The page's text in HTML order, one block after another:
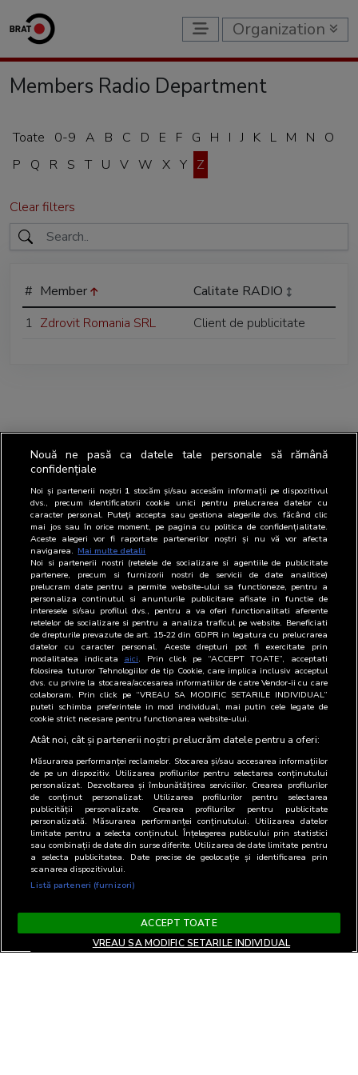
Organization
Members Radio Department
Toate 0-9 A B C D E F G H I J K L M N
O
P
Q R S T U V W X Y Z
Clear filters
# Member
Calitate RADIO
1 Zdrovit Romania SRL Client de publicitate
Nouă ne pasă ca datele tale personale să rămână
confidențiale
Noi și partenerii noștri 1 stocăm și/sau accesăm informații pe dispozitivul
dvs., precum identificatorii cookie unici pentru prelucrarea datelor cu
caracter personal. Puteți accepta sau gestiona alegerile dvs. făcând clic
mai jos sau în orice moment, pe pagina cu politica de confidențialitate.
Aceste alegeri vor fi raportate partenerilor noștri și nu vă vor afecta
navigarea. Mai multe detalii
Noi si partenerii nostri (retelele de socializare si agentiile de publicitate
partenere, precum si furnizorii nostri de servicii de date analitice)
prelucram date pentru a permite website-ului sa functioneze, pentru a
personaliza continutul si anunturile publicitare afisate in functie de
interesele si/sau profilul dvs., pentru a va oferi functionalitati aferente
retelelor de socializare si pentru a analiza traficul pe website. Beneficiati
de drepturile prevazute de art. 15-22 din GDPR in legatura cu prelucrarea
datelor cu caracter personal. Aceste drepturi pot fi exercitate prin
modalitatea indicata aici. Prin click pe “ACCEPT TOATE”, acceptati
folosirea tuturor Tehnologiilor de tip Cookie, care implica inclusiv acceptul
dvs. cu privire la stocarea/accesarea informatiilor de catre Vendor-ii cu care
colaboram. Prin click pe “VREAU SA MODIFIC SETARILE INDIVIDUAL”
puteti schimba preferintele in mod individual, mai putin cele legate de
cookie strict necesare pentru functionarea website-ului.
Atât noi, cât și partenerii noștri prelucrăm datele pentru a oferi:
Măsurarea performanței reclamelor. Stocarea și/sau accesarea informațiilor
de pe un dispozitiv. Utilizarea profilurilor pentru selectarea conținutului
personalizat. Dezvoltarea și îmbunătățirea serviciilor. Crearea profilurilor
de conținut personalizat. Utilizarea profilurilor pentru selectarea
publicității personalizate. Crearea profilurilor pentru publicitate
personalizată. Măsurarea performanței conținutului. Utilizarea datelor
limitate pentru a selecta conținutul. Înțelegerea publicului prin statistici
sau combinații de date din surse diferite. Utilizarea de date limitate pentru
a selecta publicitatea. Date precise de geolocație și identificarea prin
scanarea dispozitivului.
Listă parteneri (furnizori)
ACCEPT TOATE
VREAU SA MODIFIC SETARILE INDIVIDUAL